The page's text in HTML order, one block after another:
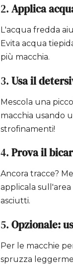
2. Applica
L'acqua fredda
Evita acqua
più macchia.
3. Usa il
Mescola una
macchia usando
strofinamenti!
4. Prova il
Ancora tracce?
applicala sull'area
asciutti.
5. Opzionale:
Per le macchie
spruzza